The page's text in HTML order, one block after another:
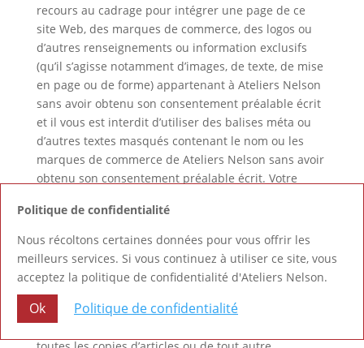
recours au cadrage pour intégrer une page de ce
site Web, des marques de commerce, des logos ou
d’autres renseignements ou information exclusifs
(qu’il s’agisse notamment d’images, de texte, de mise
en page ou de forme) appartenant à Ateliers Nelson
sans avoir obtenu son consentement préalable écrit
et il vous est interdit d’utiliser des balises méta ou
d’autres textes masqués contenant le nom ou les
marques de commerce de Ateliers Nelson sans avoir
obtenu son consentement préalable écrit. Votre
énoncées dans ce site Web et d’en faire une
utilisation non autorisée, y compris de faire une
utilisation non autorisée de tout matériel qui y est
contenu ou rattaché, entraînera automatiquement la
afférent qui vous ont été accordés, et ce, sans
préavis, et vous devrez immédiatement détruire
Politique de confidentialité
Nous récoltons certaines données pour vous offrir les
meilleurs services. Si vous continuez à utiliser ce site, vous
acceptez la politique de confidentialité d'Ateliers Nelson.
Ok Politique de confidentialité